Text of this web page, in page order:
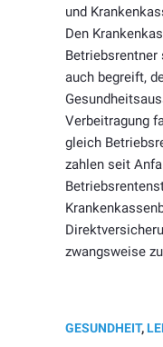
und
Den
Betriebsrentner
auch begreift,
Verbeitragung
gleich
zahlen seit
zwangsweise
GESUNDHEIT,